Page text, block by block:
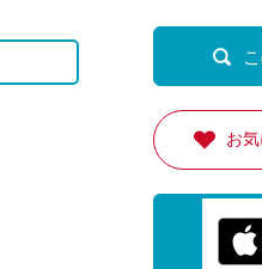
週5日
お